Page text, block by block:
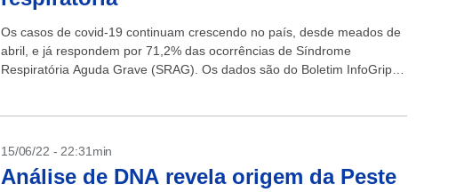
Os casos de covid-19 continuam crescendo no país, desde meados de
abril, e já respondem por 71,2% das ocorrências de Síndrome
Respiratória Aguda Grave (SRAG). Os dados são do Boletim InfoGripe,
15/06/22 - 22:31min
Análise de DNA revela origem da Peste